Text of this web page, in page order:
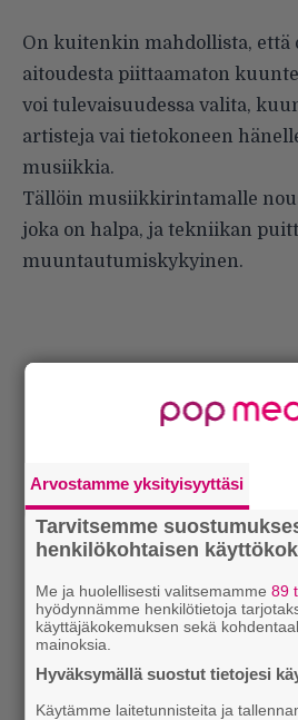
On kuitenkin mahdollista, että
aitoudesta piittaamaton
voi tulevaisuudessa valita,
artisteja vai tietokoneen
musiikkia.
Tällöin musiikkirintamalle
joka on halpa, ja tekniikan
muuntautumiskykyinen.
Arvostamme yksityisyyttäsi
Tarvitsemme
henkilökohtaisen
Me ja huolellisesti valitsemamme89
hyödynnämme henkilötietoja
käyttäjäkokemuksen sekä
mainoksia.
Hyväksymällä suostut tietojesi
Käytämme laitetunnisteita ja